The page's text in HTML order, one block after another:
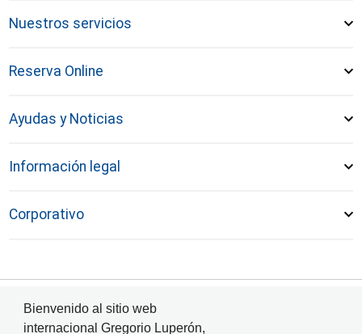
Nuestros servicios
Reserva Online
Ayudas y Noticias
Información legal
Corporativo
© Aeropuerto Internacional de Puerto Plata 2024
Bienvenido al sitio web
internacional Gregorio Luperón,